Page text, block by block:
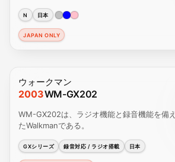
N 日本
JAPAN ONLY
ウォークマン
2003WM-GX202
WM-GX202は、ラジオ機能と録音機能を備え
たWalkmanである。
GXシリーズ 録音対応 / ラジオ搭載 日本